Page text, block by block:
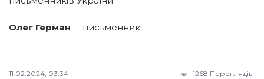
Олег Герман – письменник
11.02.2024, 03:34 1268 Переглядів